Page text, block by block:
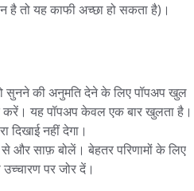
है तो यह काफी अच्छा हो सकता है)।
सुनने की अनुमति देने के लिए पॉपअप खुल
करें। यह पॉपअप केवल एक बार खुलता है।
दिखाई नहीं देगा।
से और साफ़ बोलें। बेहतर परिणामों के लिए
पर जोर दें।